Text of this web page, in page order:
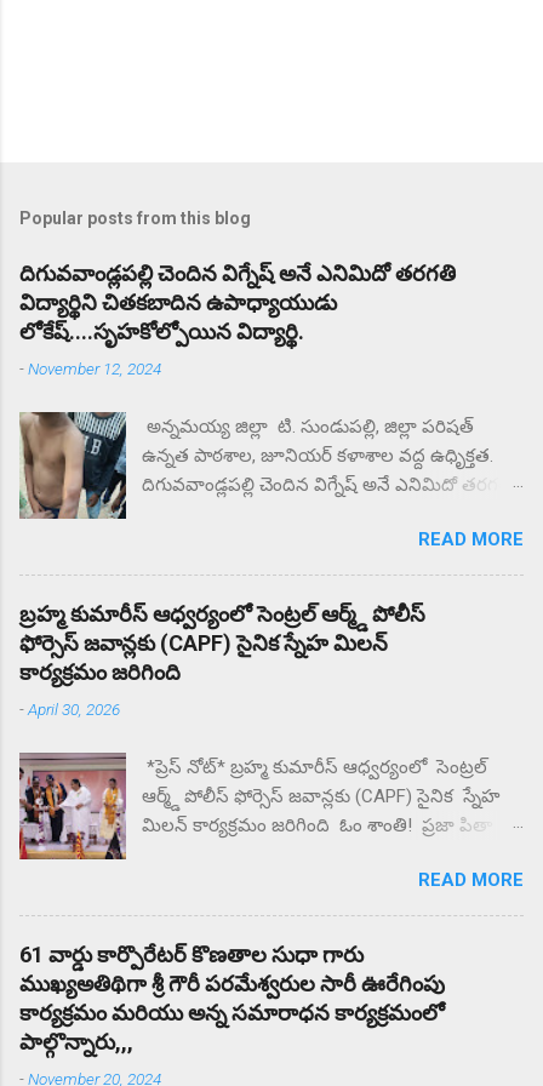
Popular posts from this blog
దిగువవాండ్లపల్లి చెందిన విగ్నేష్ అనే ఎనిమిదో తరగతి
విద్యార్థిని చితకబాదిన ఉపాధ్యాయుడు
లోకేష్....సృహకోల్పోయిన విద్యార్థి.
-November 12, 2024
అన్నమయ్య జిల్లా టి. సుండుపల్లి, జిల్లా పరిషత్
ఉన్నత పాఠశాల, జూనియర్ కళాశాల వద్ద ఉధృిక్తత.
దిగువవాండ్లపల్లి చెందిన విగ్నేష్ అనే ఎనిమిదో తరగతి
సృహకోల్పోయిన విద్యార్థి. జిల్లా పరిషత్ ఉన్నత
పాఠశాల వద్ద తల్లిదండ్రులు ధర్నా.. ఎందుకు కోట్టారని
తల్లిదండ్రులు ప్రశ్నిస్తే మీకు దిక్కున్నచోట చెప్పుకోండని
సంఘటన స్థలం నుంచి ఉడాయించాడంటున్న
తల్లిదండ్రులకు. దాదాపు రెండు గంటల నుంచి కళాశాల
పలు ఉపాధ్యాయులు గంటల తరబడి తల్లిదండ్రులను
మందులిస్తున్న పలు ఉపాధ్యాయులు న్యాయం జరిగే
వరకు ఇక్కడ నుంచి కదిలేది లేదని భీష్మించుకోని
READ MORE
బ్రహ్మ కుమారీస్ ఆధ్వర్యంలో సెంట్రల్ ఆర్మ్డ్ పోలీస్
ఫోర్సెస్ జవాన్లకు (CAPF) సైనిక స్నేహ మిలన్
కార్యక్రమం జరిగింది
-April 30, 2026
*ప్రెస్ నోట్* బ్రహ్మ కుమారీస్ ఆధ్వర్యంలో సెంట్రల్
ఆర్మ్డ్ పోలీస్ ఫోర్సెస్ జవాన్లకు (CAPF) సైనిక స్నేహ
మిలన్ కార్యక్రమం జరిగింది ఓం శాంతి! ప్రజా పితా
న్యూ జగన్నాధపురం లో గల పరమాత్మ అనుభూతి
ధామ్ సేవా కేంద్రం లో CAPF విభాగానికి
సంబంధించిన రిటైర్డ్ మరియు ఇన్ సర్వీస్ లో ఉన్న 70
మంది CAPF జవాన్ల తో స్నేహ మిలన్ కార్యక్రమం
నిర్వహించారు దేశ రక్షణ కోసం , చేస్తున్న త్యాగం ,
సేవలను కొనియాడారు. ఎల్లప్పుడూ దేశమంతా CAPF
READ MORE
61 వార్డు కార్పొరేటర్ కొణతాల సుధా గారు
ముఖ్యఅతిథిగా శ్రీ గౌరీ పరమేశ్వరుల సారీ ఊరేగింపు
కార్యక్రమం మరియు అన్న సమారాధన కార్యక్రమంలో
పాల్గొన్నారు,,,
-November 20, 2024